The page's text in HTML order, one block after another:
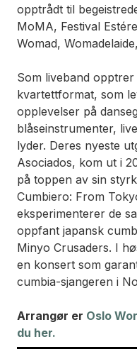
opptrådt til
MoMA, Festival
Womad,
Som liveband
kvartettformat, som
opplevelser på
blåseinstrumenter,
lyder. Deres nyeste
Asociados, kom ut i
på toppen av sin
Cumbiero: From
eksperimenterer de
oppfant japansk
Minyo Crusaders. I
en konsert som
cumbia-sjangeren i
Arrangør er Oslo
du her.